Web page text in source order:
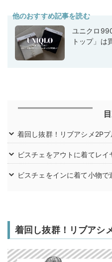
他のおすすめ記事を読む
ユニクロ
トップ」は
着回し抜群！リブアシメ2P
ビスチェをアウトに着てレイ
ビスチェをインに着て小物
着回し抜群！リブアシ